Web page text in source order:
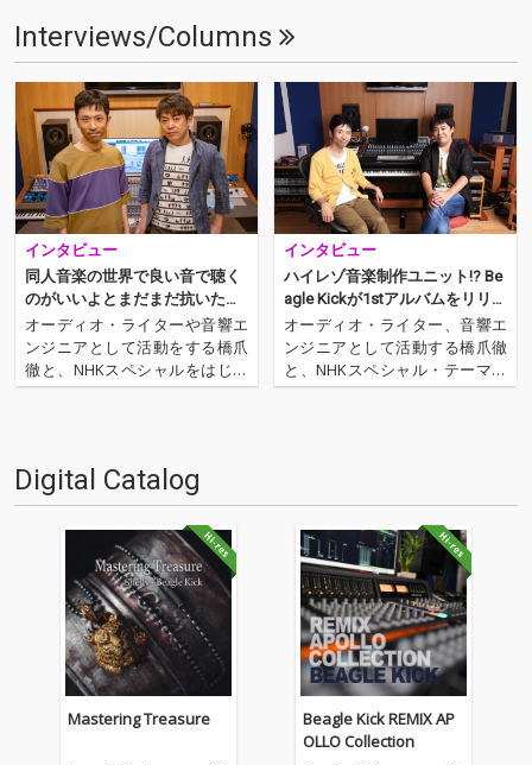
Interviews/Columns
インタビュー
同人音楽の世界で良い音で聴く
のがいいよとまだまだ抗いたい
──Beagle Kick、3年半ぶりのア
ルバムを語る
オーディオ・ライターや音響エ
ンジニアとして活動をする橋爪
徹と、NHKスペシャルをはじめ
TVアニメ『七つの大罪』『テラ
りたい音楽を、高音質で届ける
べく活動するハイレゾ音楽制…
インタビュー
ハイレゾ音楽制作ユニット!? Be
agle Kickが1stアルバムをリリー
ス&インタヴュー
オーディオ・ライター、音響エ
ンジニアとして活動する橋爪徹
と、NHKスペシャル・テーマ音
楽、映画などの劇伴などを幅広
ルバム『BRAN…
Digital Catalog
Mastering Treasure
Beagle Kick REMIX AP
OLLO Collection